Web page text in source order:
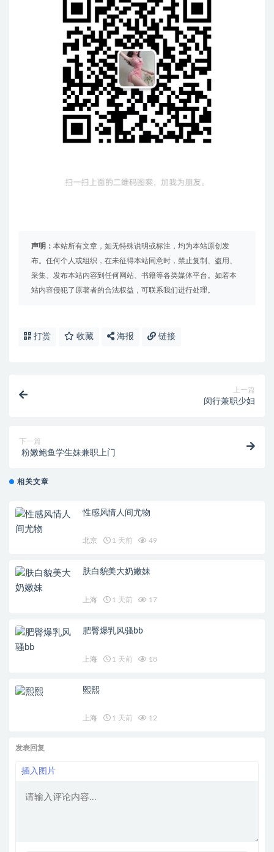
声明： 本站所有文章，如无特殊说明或标注，均为本站原创发
布。任何个人或组织，在未征得本站同意时，禁止复制、盗用、
采集、发布本站内容到任何网站、书籍等各类媒体平台。如若本
站内容侵犯了原著者的合法权益，可联系我们进行处理。
打赏 收藏 海报 链接
上一篇
闵行兼职少妇
下一篇
粉嫩鲍鱼学生妹兼职上门
相关文章
性感风情人间尤物
北京 1 天前 49
肤白貌美大奶嫩妹
上海 1 天前 17
肥臀爆乳风骚bb
上海 1 天前 18
熙熙
上海 1 天前 12
发表回复
插入图片